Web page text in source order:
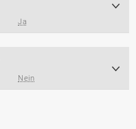
Ja
Nein